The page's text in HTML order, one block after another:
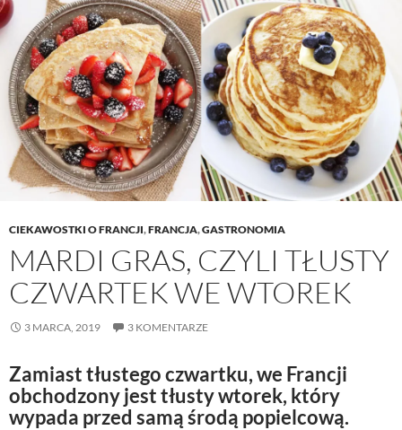
CIEKAWOSTKI O FRANCJI,FRANCJA,GASTRONOMIA
MARDI GRAS, CZYLI TŁUSTY
CZWARTEK WE WTOREK
3 MARCA, 2019 3 KOMENTARZE
Zamiast tłustego czwartku, we Francji
obchodzony jest tłusty wtorek, który
wypada przed samą środą popielcową.